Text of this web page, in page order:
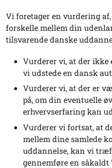
Vi foretager en vurdering
forskelle mellem din
tilsvarende danske
Vurderer vi, at der
vi udstede en dansk
Vurderer vi, at der er
på, om din eventuelle
erhvervserfaring kan
Vurderer vi fortsat, at
mellem dine samlede
uddannelse, kan vi
gennemføre en